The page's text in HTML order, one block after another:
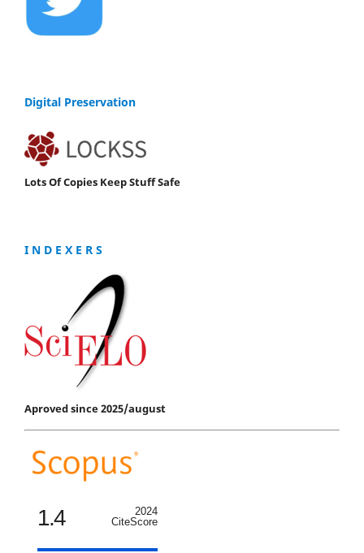
Digital Preservation
Lots Of Copies Keep Stuff Safe
I N D E X E R S
Aproved since 2025/august
1.4
2024
CiteScore